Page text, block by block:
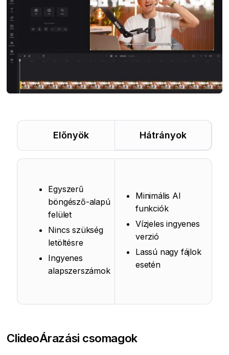
Előnyök Hátrányok
Egyszerű
böngésző-alapú
felület
Nincs szükség
letöltésre
Ingyenes
alapszerszámok
Minimális AI
funkciók
Vízjeles ingyenes
verzió
Lassú nagy fájlok
esetén
ClideoÁrazási csomagok